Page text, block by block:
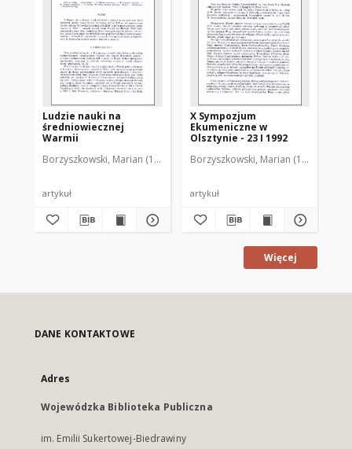
Ludzie nauki na
średniowiecznej
Warmii
Borzyszkowski, Marian (1936-2001)
artykuł
X Sympozjum
Ekumeniczne w
Olsztynie - 23 I 1992
Borzyszkowski, Marian (1936-2001)
artykuł
Więcej
DANE KONTAKTOWE
Adres
Wojewódzka Biblioteka Publiczna
im. Emilii Sukertowej-Biedrawiny